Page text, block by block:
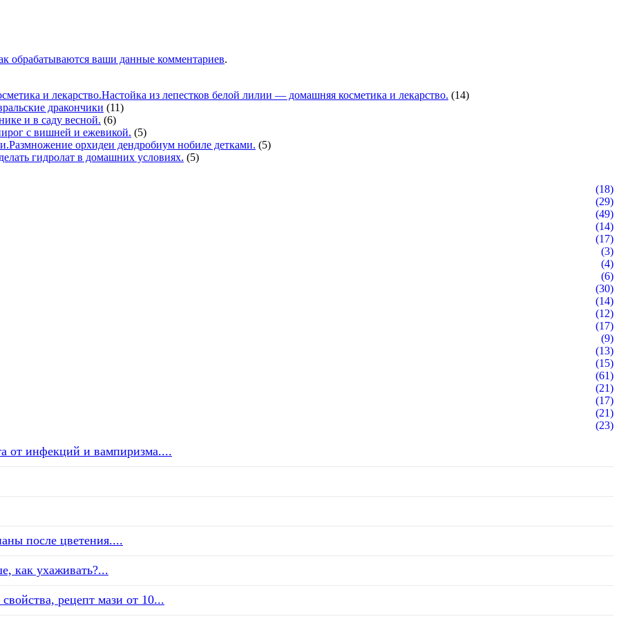
обрабатываются ваши данные комментариев.
Настойка из лепестков белой лилии — домашняя косметика и лекарство. (14)
дракончики (11)
и в саду весной. (6)
с вишней и ежевикой. (5)
Размножение орхидеи дендробиум нобиле детками. (5)
гидролат в домашних условиях. (5)
(18)
(29)
(49)
(14)
(17)
(3)
(4)
(6)
(30)
(14)
(12)
(17)
(9)
(13)
(15)
(61)
(21)
(17)
(21)
(23)
от инфекций и вампиризма....
после цветения....
как ухаживать?...
рецепт мази от 10...